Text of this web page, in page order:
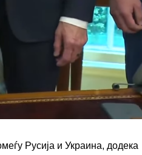
Русија и Украина, додека